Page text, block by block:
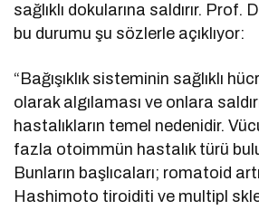
sağlıklı dokularına saldırır. Prof.
bu durumu şu sözlerle açıklıyor:
“Bağışıklık sisteminin sağlıklı
olarak algılaması ve onlara
hastalıkların temel nedenidir.
fazla otoimmün hastalık türü
Bunların başlıcaları; romatoid
Hashimoto tiroiditi ve multipl